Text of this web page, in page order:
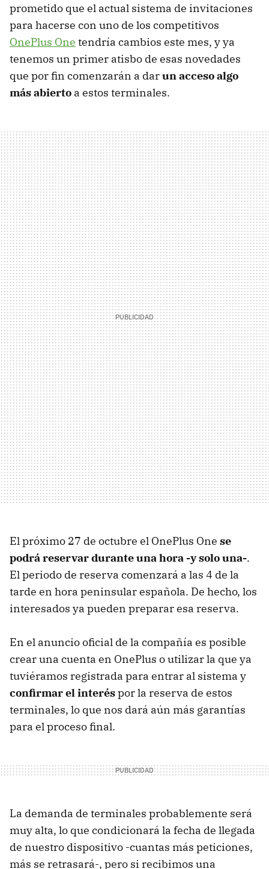
prometido que el actual sistema de invitaciones
para hacerse con uno de los competitivos
OnePlus One tendría cambios este mes, y ya
tenemos un primer atisbo de esas novedades
que por fin comenzarán a darun acceso algo
más abierto a estos terminales.
El próximo 27 de octubre el OnePlus One se
podrá reservar durante una hora -y solo una-.
El periodo de reserva comenzará a las 4 de la
tarde en hora peninsular española. De hecho, los
interesados ya pueden preparar esa reserva.
En el anuncio oficial de la compañía es posible
crear una cuenta en OnePlus o utilizar la que ya
tuviéramos registrada para entrar al sistema y
confirmar el interéspor la reserva de estos
terminales, lo que nos dará aún más garantías
para el proceso final.
La demanda de terminales probablemente será
muy alta, lo que condicionará la fecha de llegada
de nuestro dispositivo -cuantas más peticiones,
más se retrasará-, pero si recibimos una